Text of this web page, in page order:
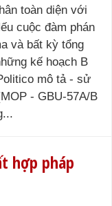
toàn diện với
cuộc đàm phán
và bất kỳ tổng
kế hoạch B
mô tả - sử
- GBU-57A/B
hợp pháp